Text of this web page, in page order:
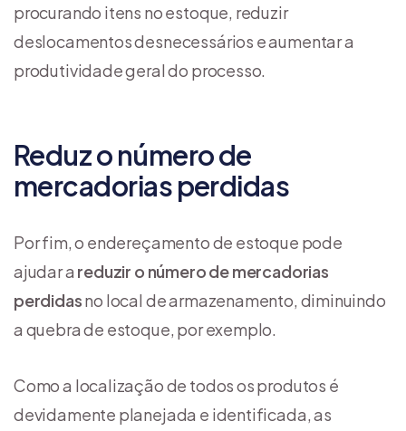
procurando itens no estoque, reduzir
deslocamentos desnecessários e aumentar a
produtividade geral do processo.
Reduz o número de
mercadorias perdidas
Por fim, o endereçamento de estoque pode
ajudar a reduzir o número de mercadorias
perdidasno local de armazenamento, diminuindo
a quebra de estoque, por exemplo.
Como a localização de todos os produtos é
devidamente planejada e identificada, as